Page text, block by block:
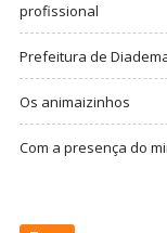
profissional
Prefeitura de
Os animaizinhos
Com a presença do